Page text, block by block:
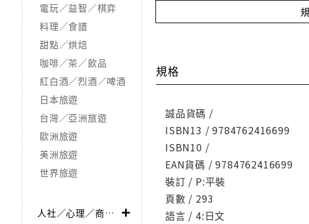
電玩／益智／棋弈
料理／食譜
甜點／烘焙
咖啡／茶／飲品
紅白酒／烈酒／啤酒
日本旅遊
台灣／亞洲旅遊
歐洲旅遊
美洲旅遊
世界旅遊
人社／心理／商業／其他
規格
誠品貨碼 /
ISBN13 / 9784762416699
ISBN10 /
EAN貨碼 / 9784762416699
裝訂 / P:平裝
頁數 / 293
語言 / 4:日文